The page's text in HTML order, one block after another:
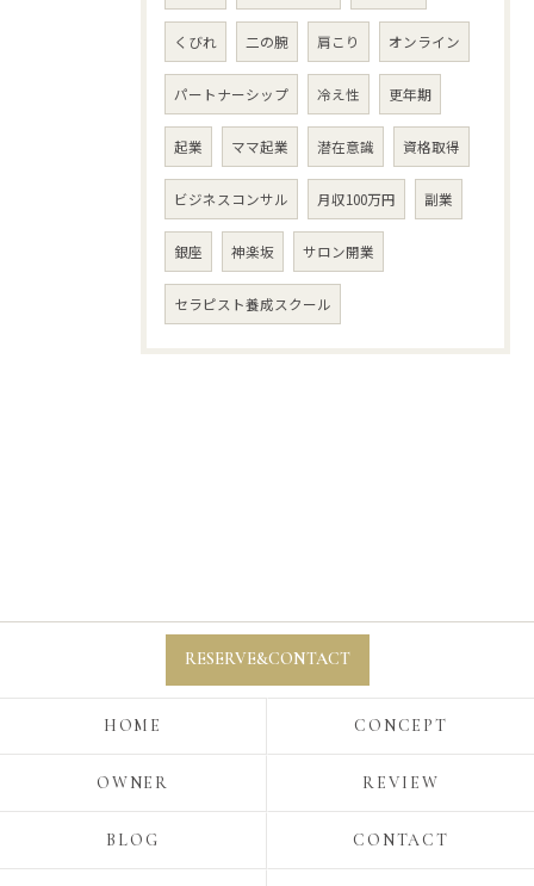
くびれ 二の腕 肩こり オンライン
パートナーシップ 冷え性 更年期
起業 ママ起業 潜在意識 資格取得
ビジネスコンサル 月収100万円 副業
銀座 神楽坂 サロン開業
セラピスト養成スクール
RESERVE&CONTACT
HOME CONCEPT
OWNER REVIEW
BLOG CONTACT